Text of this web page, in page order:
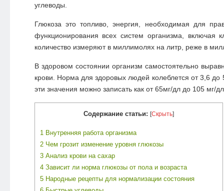
углеводы.
Глюкоза это топливо, энергия, необходимая для
функционирования всех систем организма, включая
количество измеряют в миллимолях на литр, реже в
В здоровом состоянии организм самостоятельно
крови. Норма для здоровых людей колеблется от 3,6
эти значения можно записать как от 65мг/дл до 105 мг/
Содержание статьи: [Скрыть]
1 Внутренняя работа организма
2Чем грозит изменение уровня глюкозы
3Анализ крови на сахар
4Зависит ли норма глюкозы от пола и возраста
5Народные рецепты для нормализации состояния